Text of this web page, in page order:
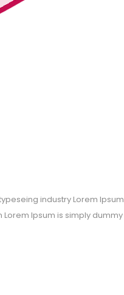
industry Lorem Ipsum
Ipsum is simply dummy